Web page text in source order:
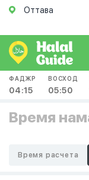
Оттава
ФАДЖР
04:15
ВОСХОД
05:50
Время
Время расчета